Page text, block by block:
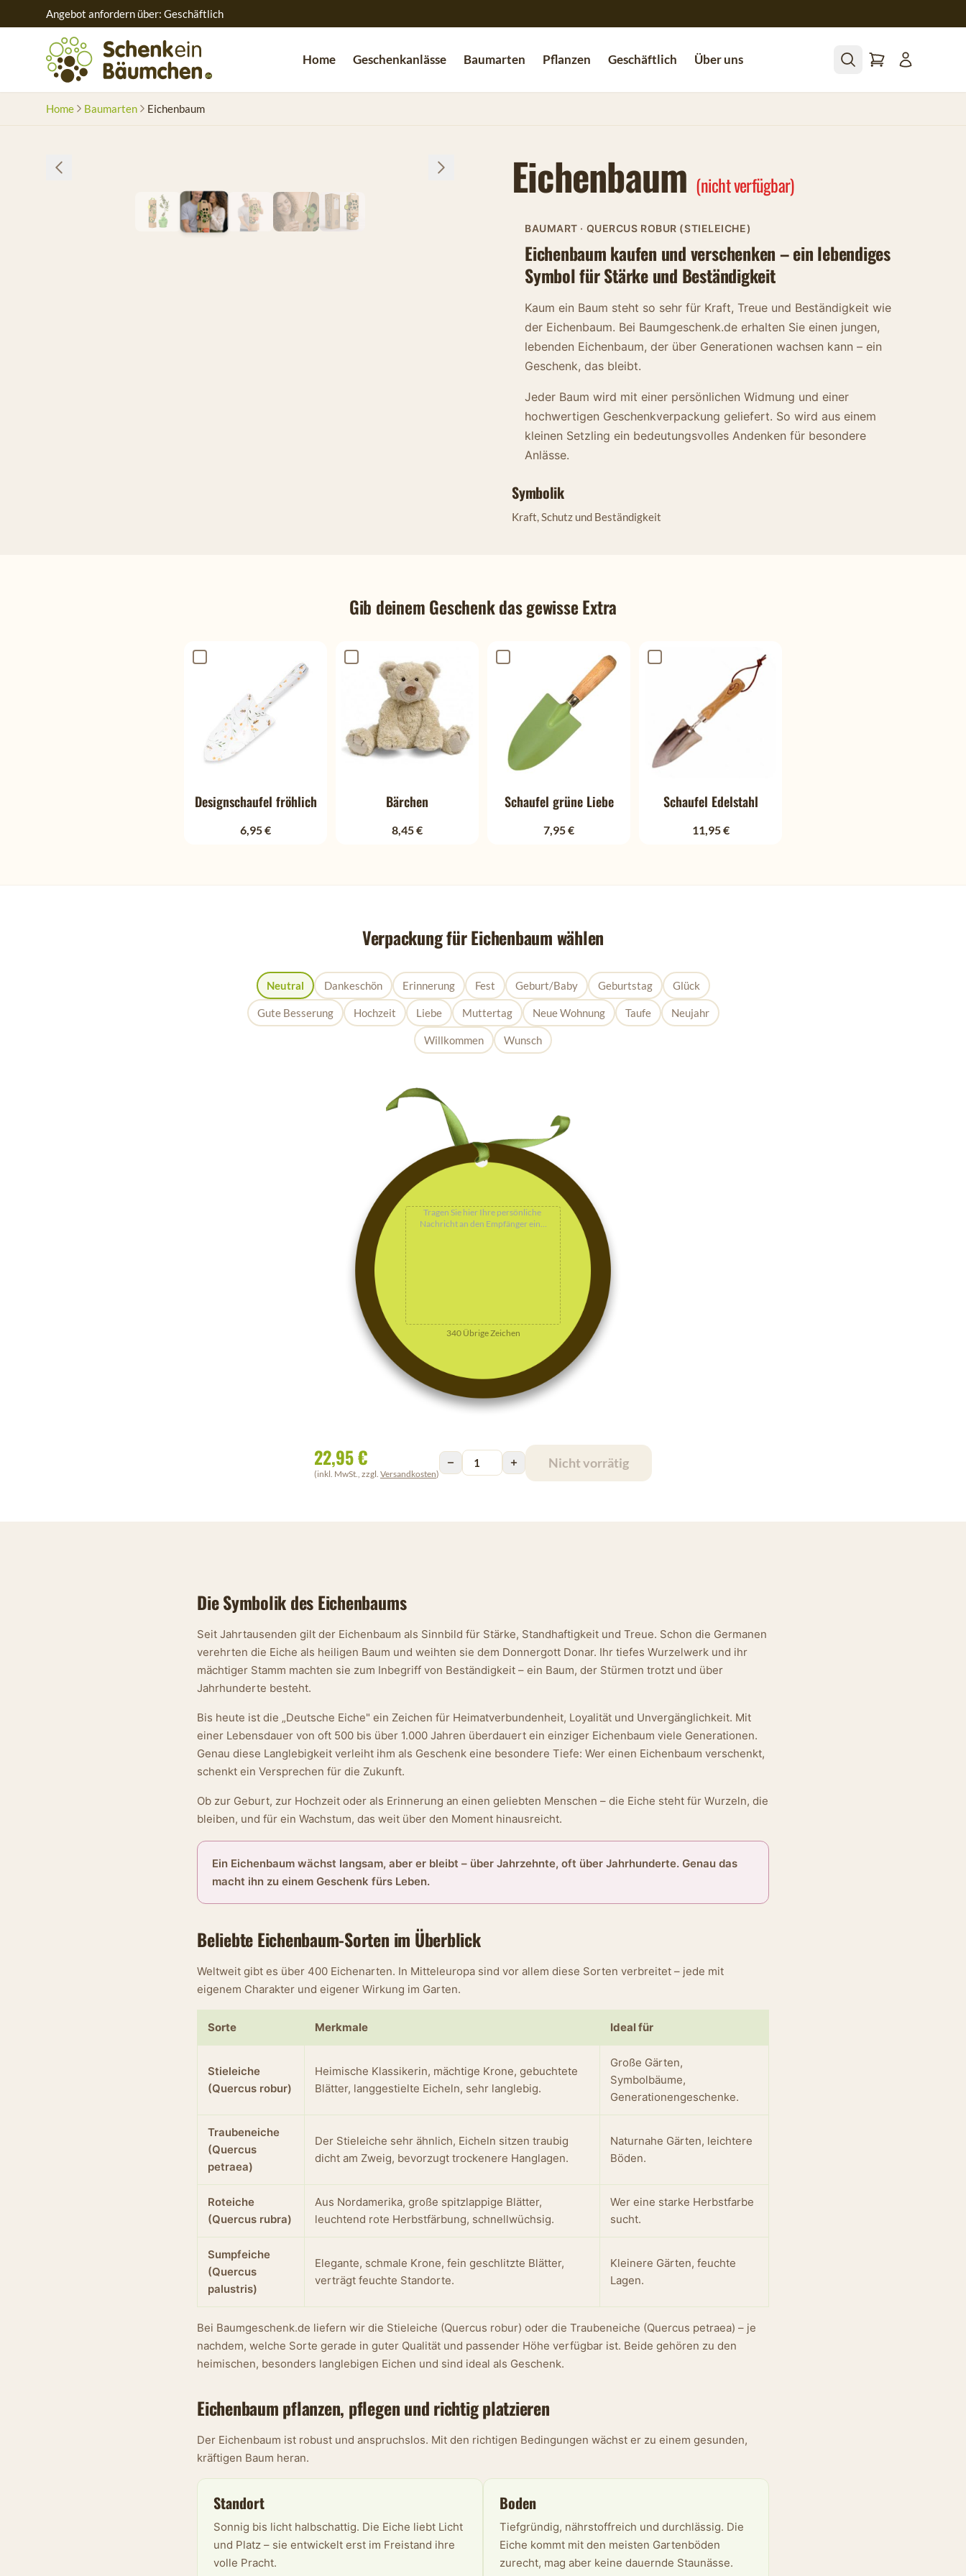
Angebot anfordern über: Geschäftlich
Home Geschenkanlässe Baumarten Pflanzen Geschäftlich Über uns
Home Baumarten Eichenbaum
Eichenbaum (nicht verfügbar)
BAUMART · QUERCUS ROBUR (STIELEICHE)
Eichenbaum kaufen und verschenken – ein lebendiges
Symbol für Stärke und Beständigkeit
Kaum ein Baum steht so sehr für Kraft, Treue und Beständigkeit wie
der Eichenbaum. Bei Baumgeschenk.de erhalten Sie einen jungen,
lebenden Eichenbaum, der über Generationen wachsen kann – ein
Geschenk, das bleibt.
Jeder Baum wird mit einer persönlichen Widmung und einer
hochwertigen Geschenkverpackung geliefert. So wird aus einem
kleinen Setzling ein bedeutungsvolles Andenken für besondere
Anlässe.
Symbolik
Kraft, Schutz und Beständigkeit
Gib deinem Geschenk das gewisse Extra
Designschaufel fröhlich
6,95 €
Bärchen
8,45 €
Schaufel grüne Liebe
7,95 €
Schaufel Edelstahl
11,95 €
Verpackung für Eichenbaum wählen
Neutral Dankeschön Erinnerung Fest Geburt/Baby Geburtstag Glück
Gute Besserung Hochzeit Liebe Muttertag Neue Wohnung Taufe Neujahr
Willkommen Wunsch
340Übrige Zeichen
22,95 €
(inkl. MwSt., zzgl. Versandkosten)
Nicht vorrätig
Die Symbolik des Eichenbaums
Seit Jahrtausenden gilt der Eichenbaum als Sinnbild für Stärke, Standhaftigkeit und Treue. Schon die Germanen
verehrten die Eiche als heiligen Baum und weihten sie dem Donnergott Donar. Ihr tiefes Wurzelwerk und ihr
mächtiger Stamm machten sie zum Inbegriff von Beständigkeit – ein Baum, der Stürmen trotzt und über
Jahrhunderte besteht.
Bis heute ist die „Deutsche Eiche" ein Zeichen für Heimatverbundenheit, Loyalität und Unvergänglichkeit. Mit
einer Lebensdauer von oft 500 bis über 1.000 Jahren überdauert ein einziger Eichenbaum viele Generationen.
Genau diese Langlebigkeit verleiht ihm als Geschenk eine besondere Tiefe: Wer einen Eichenbaum verschenkt,
schenkt ein Versprechen für die Zukunft.
Ob zur Geburt, zur Hochzeit oder als Erinnerung an einen geliebten Menschen – die Eiche steht für Wurzeln, die
bleiben, und für ein Wachstum, das weit über den Moment hinausreicht.
Ein Eichenbaum wächst langsam, aber er bleibt – über Jahrzehnte, oft über Jahrhunderte. Genau das
macht ihn zu einem Geschenk fürs Leben.
Beliebte Eichenbaum-Sorten im Überblick
Weltweit gibt es über 400 Eichenarten. In Mitteleuropa sind vor allem diese Sorten verbreitet – jede mit
eigenem Charakter und eigener Wirkung im Garten.
Sorte Merkmale Ideal für
Stieleiche
(Quercus robur)
Heimische Klassikerin, mächtige Krone, gebuchtete
Blätter, langgestielte Eicheln, sehr langlebig.
Große Gärten,
Symbolbäume,
Generationengeschenke.
Traubeneiche
(Quercus
petraea)
Der Stieleiche sehr ähnlich, Eicheln sitzen traubig
dicht am Zweig, bevorzugt trockenere Hanglagen.
Naturnahe Gärten, leichtere
Böden.
Roteiche
(Quercus rubra)
Aus Nordamerika, große spitzlappige Blätter,
leuchtend rote Herbstfärbung, schnellwüchsig.
Wer eine starke Herbstfarbe
sucht.
Sumpfeiche
(Quercus
palustris)
Elegante, schmale Krone, fein geschlitzte Blätter,
verträgt feuchte Standorte.
Kleinere Gärten, feuchte
Lagen.
Bei Baumgeschenk.de liefern wir die Stieleiche (Quercus robur) oder die Traubeneiche (Quercus petraea) – je
nachdem, welche Sorte gerade in guter Qualität und passender Höhe verfügbar ist. Beide gehören zu den
heimischen, besonders langlebigen Eichen und sind ideal als Geschenk.
Eichenbaum pflanzen, pflegen und richtig platzieren
Der Eichenbaum ist robust und anspruchslos. Mit den richtigen Bedingungen wächst er zu einem gesunden,
kräftigen Baum heran.
Standort
Sonnig bis licht halbschattig. Die Eiche liebt Licht
und Platz – sie entwickelt erst im Freistand ihre
volle Pracht.
Boden
Tiefgründig, nährstoffreich und durchlässig. Die
Eiche kommt mit den meisten Gartenböden
zurecht, mag aber keine dauernde Staunässe.